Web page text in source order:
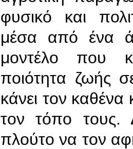
φυσικό και
μέσα από ένα
μοντέλο που
ποιότητα ζωής
κάνει τον
τον τόπο τους.
πλούτο να τον